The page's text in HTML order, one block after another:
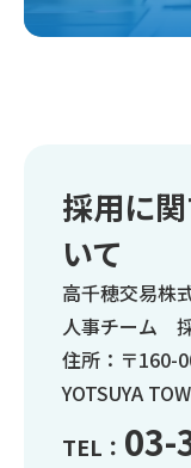
採用に
いて
高千穂交易株
人事チーム
住所：〒160-
YOTSUYA
TEL： 03-